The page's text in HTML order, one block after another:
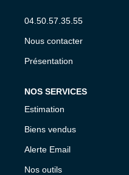
04.50.57.35.55
Nous contacter
Présentation
NOS SERVICES
Estimation
Biens vendus
Alerte Email
Nos outils